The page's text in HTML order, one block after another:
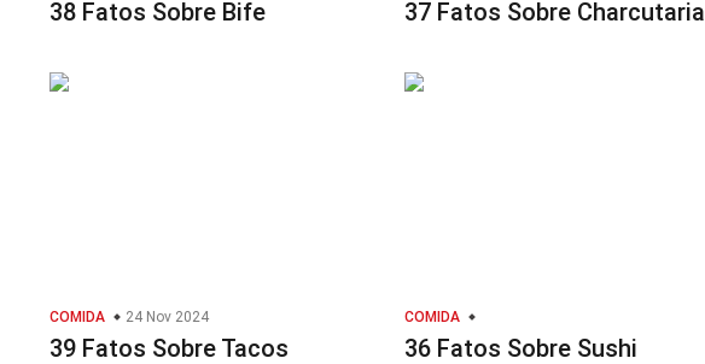
38 Fatos Sobre Bife 37 Fatos Sobre Charcutaria
COMIDA 24 Nov 2024
39 Fatos Sobre Tacos
COMIDA
36 Fatos Sobre Sushi